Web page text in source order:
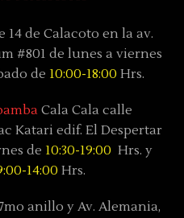
14 de Calacoto en la av.
#801 de lunes a viernes
de 10:00-18:00 Hrs.
Cala Cala calle
Katari edif. El Despertar
de 10:30-19:00 Hrs. y
14:00 Hrs.
anillo y Av. Alemania,